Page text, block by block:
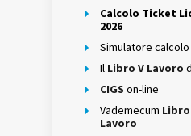
Calcolo Ticket
2026
Simulatore calcolo
Il Libro V Lavoro
CIGS on-line
Vademecum
Lavoro